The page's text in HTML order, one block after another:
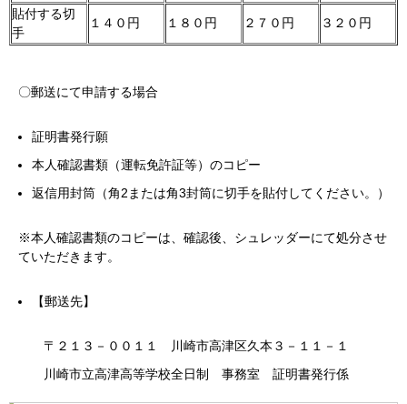
貼付する切
手
１４０円 １８０円 ２７０円 ３２０円
〇郵送にて申請する場合
証明書発行願
本人確認書類（運転免許証等）のコピー
返信用封筒（角2または角3封筒に切手を貼付してください。）
※本人確認書類のコピーは、確認後、シュレッダーにて処分させ
ていただきます。
【郵送先】
〒２１３－００１１ 川崎市高津区久本３－１１－１
川崎市立高津高等学校全日制 事務室 証明書発行係